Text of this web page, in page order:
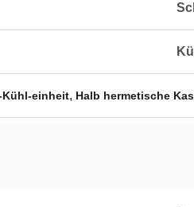
Kühl-einheit, Halb hermetische